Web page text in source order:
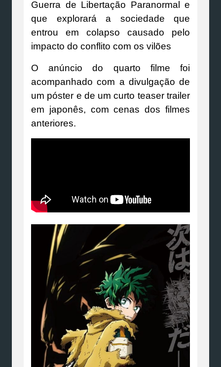
Guerra de Libertação Paranormal e
que explorará a sociedade que
entrou em colapso causado pelo
impacto do conflito com os vilões
O anúncio do quarto filme foi
acompanhado com a divulgação de
um póster e de um curto teaser trailer
em japonês, com cenas dos filmes
anteriores.